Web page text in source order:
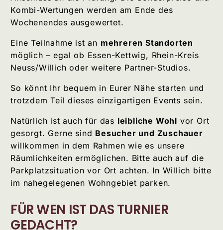
Kombi-Wertungen werden am Ende des
Wochenendes ausgewertet.
Eine Teilnahme ist an mehreren Standorten
möglich – egal ob Essen-Kettwig, Rhein-Kreis
Neuss/Willich oder weitere Partner-Studios.
So könnt Ihr bequem in Eurer Nähe starten und
trotzdem Teil dieses einzigartigen Events sein.
Natürlich ist auch für das leibliche Wohl vor Ort
gesorgt. Gerne sind Besucher und Zuschauer
willkommen in dem Rahmen wie es unsere
Räumlichkeiten ermöglichen. Bitte auch auf die
Parkplatzsituation vor Ort achten. In Willich bitte
im nahegelegenen Wohngebiet parken.
FÜR WEN IST DAS TURNIER
GEDACHT?